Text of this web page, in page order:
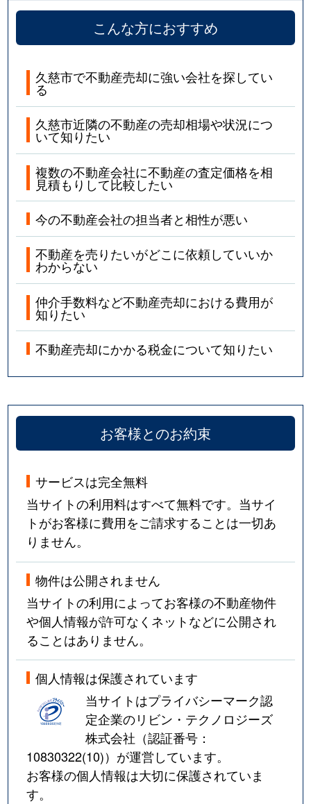
こんな方におすすめ
久慈市で不動産売却に強い会社を探してい
る
久慈市近隣の不動産の売却相場や状況につ
いて知りたい
複数の不動産会社に不動産の査定価格を相
見積もりして比較したい
今の不動産会社の担当者と相性が悪い
不動産を売りたいがどこに依頼していいか
わからない
仲介手数料など不動産売却における費用が
知りたい
不動産売却にかかる税金について知りたい
お客様とのお約束
サービスは完全無料
当サイトの利用料はすべて無料です。当サイ
トがお客様に費用をご請求することは一切あ
りません。
物件は公開されません
当サイトの利用によってお客様の不動産物件
や個人情報が許可なくネットなどに公開され
ることはありません。
個人情報は保護されています
当サイトはプライバシーマーク認
定企業のリビン・テクノロジーズ
株式会社（認証番号：
10830322(10)）が運営しています。
お客様の個人情報は大切に保護されていま
す。